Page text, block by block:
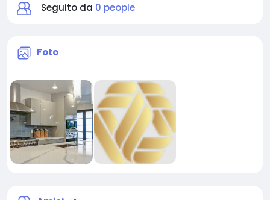
Seguito da 0 people
Foto